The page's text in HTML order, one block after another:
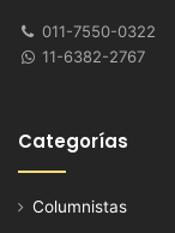
011-7550-0322
11-6382-2767
Categorías
Columnistas